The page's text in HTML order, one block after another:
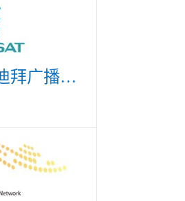
2025年Cabsat迪拜广播电视展